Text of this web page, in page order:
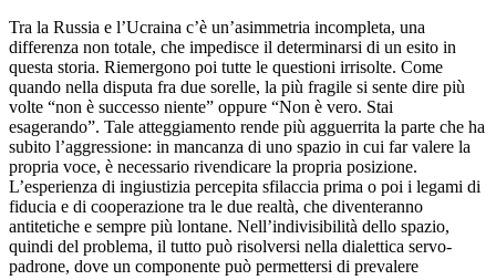
Tra la Russia e l’Ucraina c’è un’asimmetria incompleta, una
differenza non totale, che impedisce il determinarsi di un esito in
questa storia. Riemergono poi tutte le questioni irrisolte. Come
quando nella disputa fra due sorelle, la più fragile si sente dire più
volte “non è successo niente” oppure “Non è vero. Stai
esagerando”. Tale atteggiamento rende più agguerrita la parte che ha
subito l’aggressione: in mancanza di uno spazio in cui far valere la
propria voce, è necessario rivendicare la propria posizione.
L’esperienza di ingiustizia percepita sfilaccia prima o poi i legami di
fiducia e di cooperazione tra le due realtà, che diventeranno
antitetiche e sempre più lontane. Nell’indivisibilità dello spazio,
quindi del problema, il tutto può risolversi nella dialettica servo-
padrone, dove un componente può permettersi di prevalere